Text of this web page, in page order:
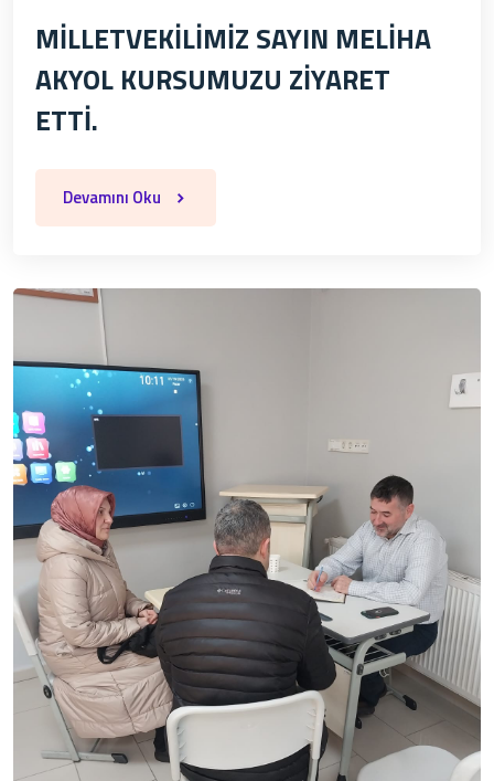
MİLLETVEKİLİMİZ SAYIN MELİHA
AKYOL KURSUMUZU ZİYARET
ETTİ.
Devamını Oku